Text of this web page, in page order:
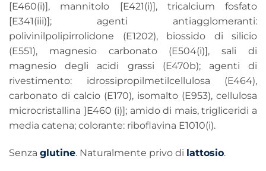
[E460(i)], mannitolo [E421(i)], tricalcium fosfato
[E341(iii)]; agenti antiagglomeranti:
polivinilpolipirrolidone (E1202), biossido di silicio
(E551), magnesio carbonato (E504(i)], sali di
magnesio degli acidi grassi (E470b); agenti di
rivestimento: idrossipropilmetilcellulosa (E464),
carbonato di calcio (E170), isomalto (E953), cellulosa
microcristallina ]E460 (i)]; amido di mais, trigliceridi a
media catena; colorante: riboflavina E1010(i).
Senza glutine. Naturalmente privo di lattosio.